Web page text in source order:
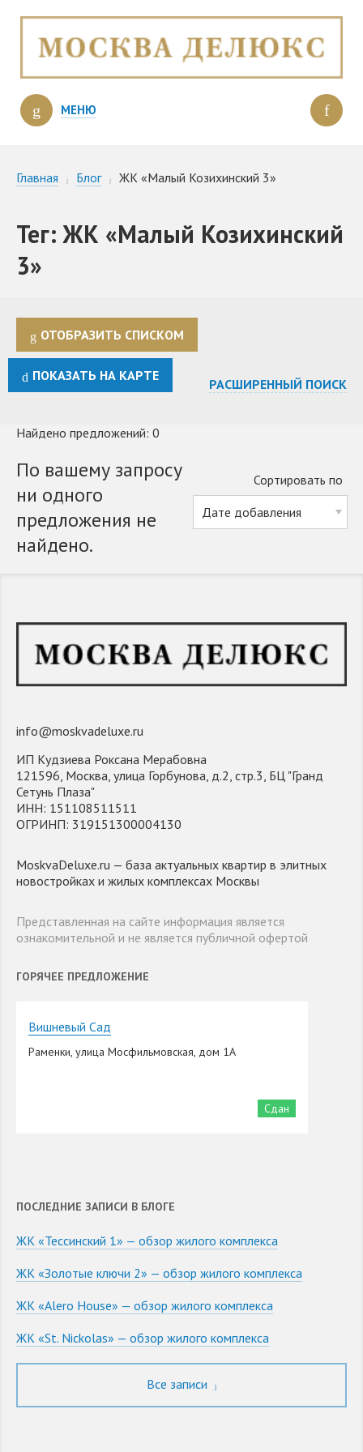
МЕНЮ
Главная Блог ЖК «Малый Козихинский 3»
Тег: ЖК «Малый Козихинский
3»
ОТОБРАЗИТЬ СПИСКОМ
ПОКАЗАТЬ НА КАРТЕ
РАСШИРЕННЫЙ ПОИСК
Найдено предложений: 0
Сортировать по
По вашему запросу
ни одного
предложения не
найдено.
info@moskvadeluxe.ru
ИП Кудзиева Роксана Мерабовна
121596, Москва, улица Горбунова, д.2, стр.3, БЦ "Гранд
Сетунь Плаза"
ИНН: 151108511511
ОГРИНП: 319151300004130
MoskvaDeluxe.ru — база актуальных квартир в элитных
новостройках и жилых комплексах Москвы
Представленная на сайте информация является
ознакомительной и не является публичной офертой
ГОРЯЧЕЕ ПРЕДЛОЖЕНИЕ
Вишневый Сад
Раменки, улица Мосфильмовская, дом 1А
Сдан
ПОСЛЕДНИЕ ЗАПИСИ В БЛОГЕ
ЖК «Тессинский 1» — обзор жилого комплекса
ЖК «Золотые ключи 2» — обзор жилого комплекса
ЖК «Alero House» — обзор жилого комплекса
ЖК «St. Nickolas» — обзор жилого комплекса
Все записи